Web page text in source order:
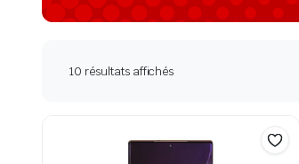
10 résultats affichés